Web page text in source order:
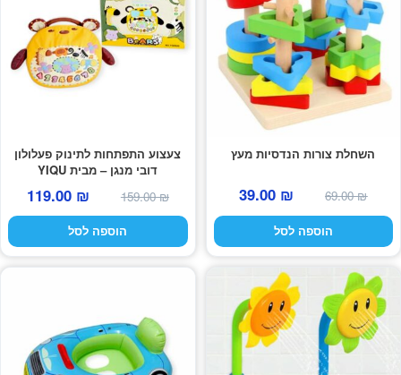
השחלת צורות הנדסיות מעץ
69.00₪
המחיר
המקורי
היה:
39.00 ₪
המחיר
הנוכחי
הוא:
הוספה לסל
צעצוע התפתחות לתינוק פעלולון
דובי מנגן – מבית YIQU
159.00₪
המחיר
המקורי
היה:
119.00 ₪
הוא:
הוספה לסל